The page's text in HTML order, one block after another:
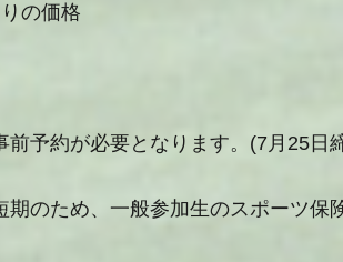
の価格
前予約が必要となります。(7月25日
期のため、一般参加生のスポーツ保